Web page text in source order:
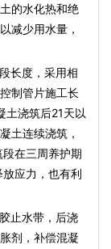
的水化热和绝
减少用水量，
长度，采用相
制管片施工长
土浇筑后21天以
土连续浇筑，
在三周养护期
应力，也有利
止水带，后浇
剂，补偿混凝